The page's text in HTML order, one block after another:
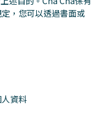
，您可以透過書面或
人資料